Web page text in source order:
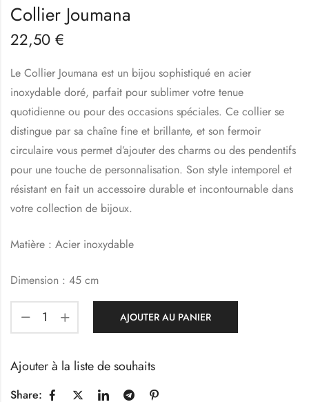
Collier Joumana
22,50 €
Le Collier Joumana est un bijou sophistiqué en acier
inoxydable doré, parfait pour sublimer votre tenue
quotidienne ou pour des occasions spéciales. Ce collier se
distingue par sa chaîne fine et brillante, et son fermoir
circulaire vous permet d’ajouter des charms ou des pendentifs
pour une touche de personnalisation. Son style intemporel et
résistant en fait un accessoire durable et incontournable dans
votre collection de bijoux.
Matière : Acier inoxydable
Dimension : 45 cm
AJOUTER AU PANIER
Ajouter à la liste de souhaits
Share: